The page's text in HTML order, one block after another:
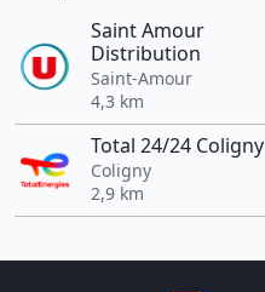
Saint Amour
Distribution
Saint-Amour
4,3 km
Total 24/24 Coligny
Coligny
2,9 km